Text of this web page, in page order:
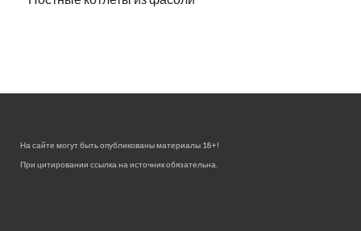
На сайте могут быть опубликованы материалы 18+!
При цитировании ссылка на источник обязательна.